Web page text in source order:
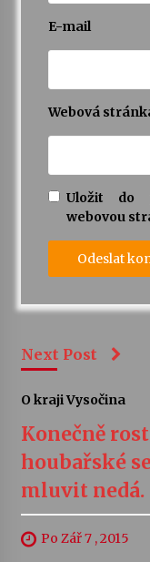
E-mail
Webová
Uložit do
webovou
Next Post
O kraji Vysočina
Konečně
houbařské
mluvit nedá.
Po Zář 7 , 2015